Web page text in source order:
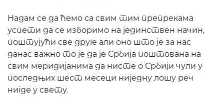
Надам се да ћемо са свим тим препрекама
успети да се изборимо на јединствен начин,
поштујући све друге али оно што је за нас
данас важно то је да је Србија поштована на
свим меридијанима да нисте о Србији чули у
последњих шест месеци ниједну лошу реч
нигде у свету.